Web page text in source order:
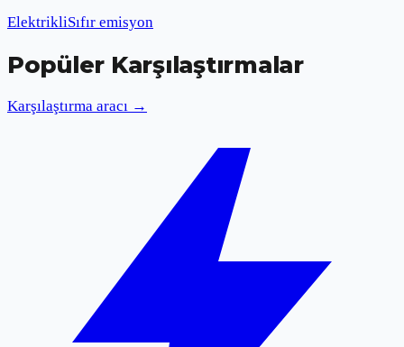
ElektrikliSıfır emisyon
Popüler Karşılaştırmalar
Karşılaştırma aracı →